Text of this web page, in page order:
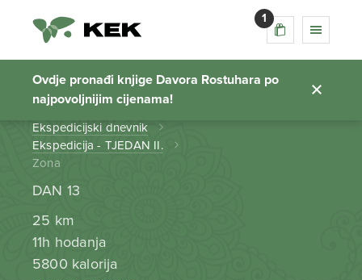
1
Ovdje pronađi knjige Davora Rostuhara po
najpovoljnijim cijenama!
Zona
Početna stranica
Ekspedicijski dnevnik
Ekspedicija - TJEDAN II.
Zona
DAN 13
25 km
11h hodanja
5800 kalorija